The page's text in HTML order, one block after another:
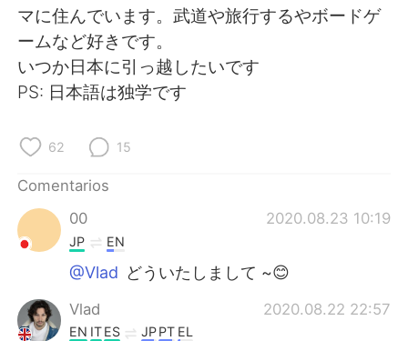
English 简体中文
繁體中文 العربية
Русский
Indonesia
Türkçe
マに住んでいます。武道や旅行するやボードゲ
ームなど好きです。
いつか日本に引っ越したいです
PS: 日本語は独学です
62 15
Comentarios
00
2020.08.23 10:19
JP EN
@Vlad どういたしまして ~😊
Vlad 2020.08.22 22:57
EN ITES JPPT EL